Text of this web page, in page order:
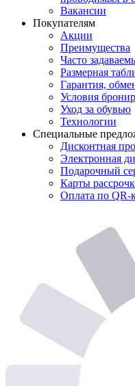
Вакансии
Покупателям
Акции
Преимущества
Часто
Размерная
Гарантия,
Условия
Уход за обувью
Технологии
Специальные
Дисконтная
Электронная
Подарочный
Карты
Оплата по QR-